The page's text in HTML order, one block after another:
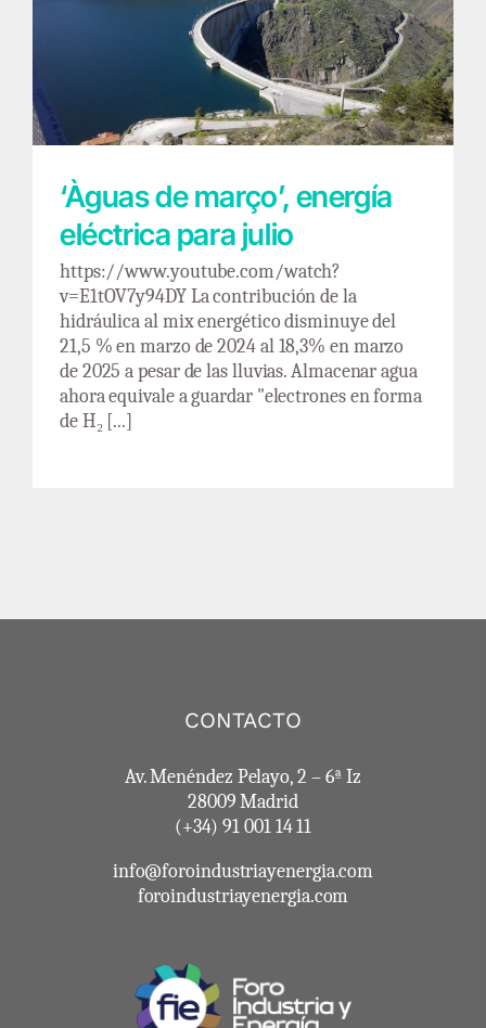
‘Àguas de março’, energía eléctrica para julio
‘Àguas de março’, energía
eléctrica para julio
https://www.youtube.com/watch?
v=E1tOV7y94DY La contribución de la
hidráulica al mix energético disminuye del
21,5 % en marzo de 2024 al 18,3% en marzo
de 2025 a pesar de las lluvias. Almacenar agua
ahora equivale a guardar "electrones en forma
de H₂ [...]
CONTACTO
Av. Menéndez Pelayo, 2 – 6ª Iz
28009 Madrid
(+34) 91 001 14 11
info@foroindustriayenergia.com
foroindustriayenergia.com